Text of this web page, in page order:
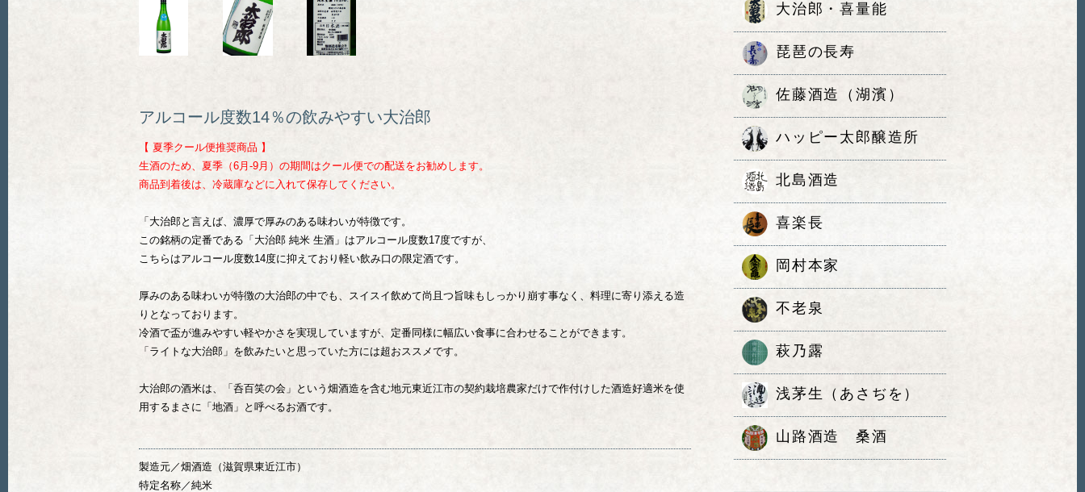
アルコール度数14％の飲みやすい大治郎
【 夏季クール便推奨商品 】
生酒のため、夏季（6月-9月）の期間はクール便での配送をお勧めします。
商品到着後は、冷蔵庫などに入れて保存してください。
「大治郎と言えば、濃厚で厚みのある味わいが特徴です。
この銘柄の定番である「大治郎 純米 生酒」はアルコール度数17度ですが、
こちらはアルコール度数14度に抑えており軽い飲み口の限定酒です。
厚みのある味わいが特徴の大治郎の中でも、スイスイ飲めて尚且つ旨味もしっかり崩す事なく、料理に寄り添える造
りとなっております。
冷酒で盃が進みやすい軽やかさを実現していますが、定番同様に幅広い食事に合わせることができます。
「ライトな大治郎」を飲みたいと思っていた方には超おススメです。
大治郎の酒米は、「呑百笑の会」という畑酒造を含む地元東近江市の契約栽培農家だけで作付けした酒造好適米を使
用するまさに「地酒」と呼べるお酒です。
製造元／畑酒造（滋賀県東近江市）
特定名称／純米
大治郎・喜量能
琵琶の長寿
佐藤酒造（湖濱）
ハッピー太郎醸造所
北島酒造
喜楽長
岡村本家
不老泉
萩乃露
浅茅生（あさぢを）
山路酒造 桑酒